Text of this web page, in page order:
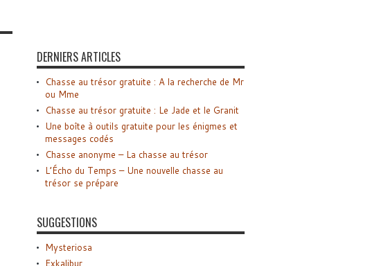
DERNIERS ARTICLES
Chasse au trésor gratuite : A la recherche de Mr
ou Mme
Chasse au trésor gratuite : Le Jade et le Granit
Une boîte à outils gratuite pour les énigmes et
messages codés
Chasse anonyme – La chasse au trésor
L’Écho du Temps – Une nouvelle chasse au
trésor se prépare
SUGGESTIONS
Mysteriosa
Exkalibur